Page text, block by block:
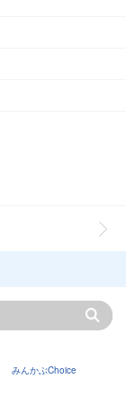
みんかぶChoice